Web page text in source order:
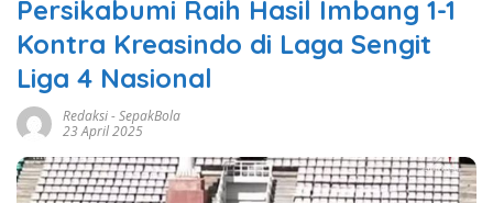
Persikabumi Raih Hasil Imbang 1-1
Kontra Kreasindo di Laga Sengit
Liga 4 Nasional
Redaksi-SepakBola
23 April 2025